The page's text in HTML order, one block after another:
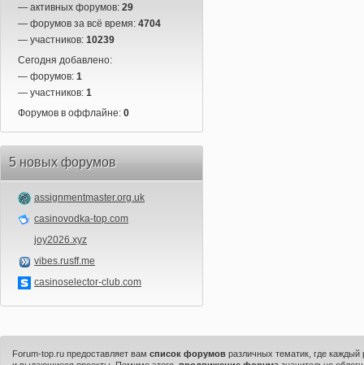
— активных форумов: 29
— форумов за всё время: 4704
— участников: 10239
Сегодня добавлено:
— форумов: 1
— участников: 1
Форумов в оффлайне: 0
5 новых форумов
assignmentmaster.org.uk
casinovodka-top.com
joy2026.xyz
vibes.rusff.me
casinoselector-club.com
Forum-top.ru предоставляет вамсписок форумов различных тематик, где